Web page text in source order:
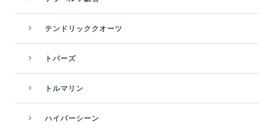
テンドリッククオーツ
トパーズ
トルマリン
ハイパーシーン